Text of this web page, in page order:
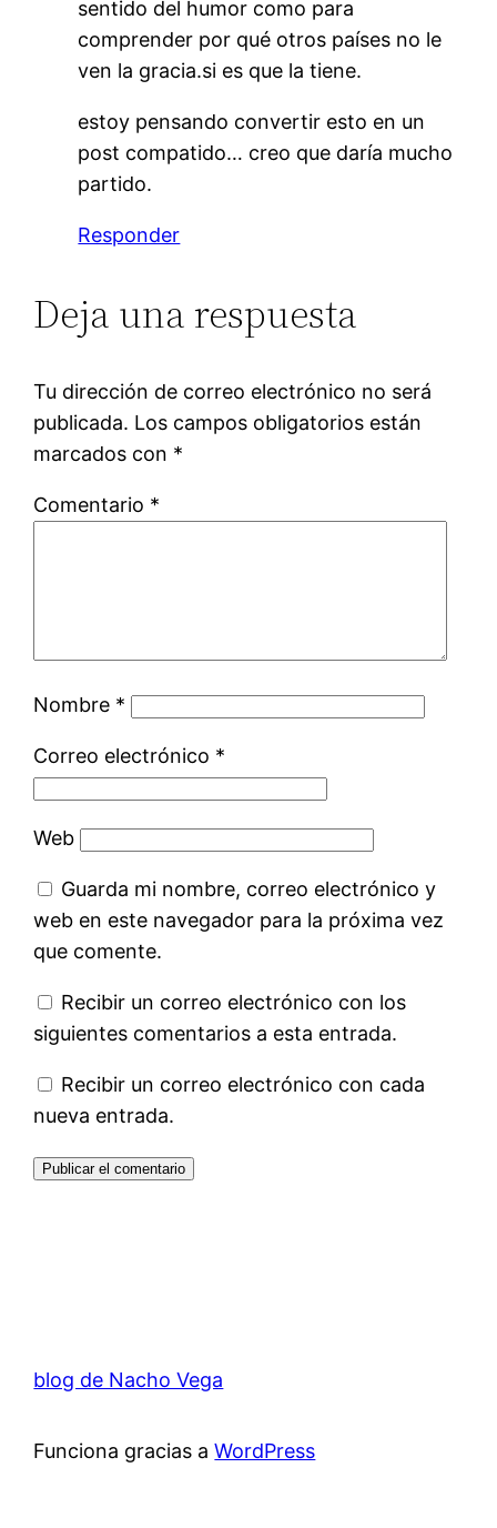
sentido del humor como para
comprender por qué otros países no le
ven la gracia.si es que la tiene.
estoy pensando convertir esto en un
post compatido… creo que daría mucho
partido.
Responder
Deja una respuesta
Tu dirección de correo electrónico no será
publicada. Los campos obligatorios están
marcados con *
Comentario *
Nombre *
Correo electrónico *
Web
Guarda mi nombre, correo electrónico y
web en este navegador para la próxima vez
que comente.
Recibir un correo electrónico con los
siguientes comentarios a esta entrada.
Recibir un correo electrónico con cada
nueva entrada.
blog de Nacho Vega
Funciona gracias aWordPress